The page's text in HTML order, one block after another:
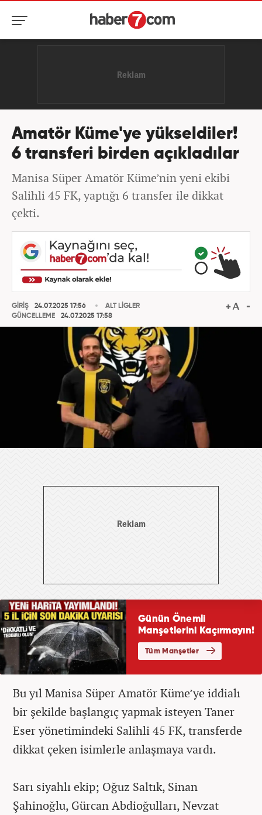
Amatör Küme'ye yükseldiler!
6 transferi birden açıkladılar
Manisa Süper Amatör Küme’nin yeni ekibi
Salihli 45 FK, yaptığı 6 transfer ile dikkat
çekti.
GİRİŞ
24.07.2025 17:56
GÜNCELLEME
24.07.2025 17:58
ALT LİGLER
Bu yıl Manisa Süper Amatör Küme’ye iddialı
bir şekilde başlangıç yapmak isteyen Taner
Eser yönetimindeki Salihli 45 FK, transferde
dikkat çeken isimlerle anlaşmaya vardı.
Sarı siyahlı ekip; Oğuz Saltık, Sinan
Şahinoğlu, Gürcan Abdioğulları, Nevzat